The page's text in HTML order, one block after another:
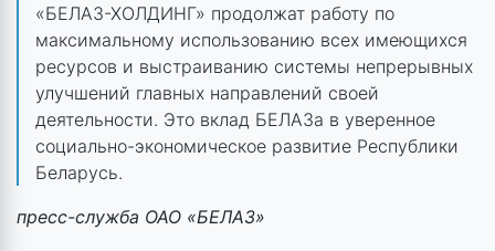
«БЕЛАЗ-ХОЛДИНГ» продолжат работу по
максимальному использованию всех имеющихся
ресурсов и выстраиванию системы непрерывных
улучшений главных направлений своей
деятельности. Это вклад БЕЛАЗа в уверенное
социально-экономическое развитие Республики
Беларусь.
пресс-служба ОАО «БЕЛАЗ»